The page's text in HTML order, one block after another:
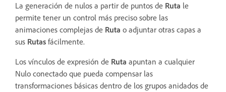
La generación de nulos a partir de puntos de Ruta le
permite tener un control más preciso sobre las
animaciones complejas de Ruta o adjuntar otras capas a
sus Rutas fácilmente.
Los vínculos de expresión de Ruta apuntan a cualquier
Nulo conectado que pueda compensar las
transformaciones básicas dentro de los grupos anidados de